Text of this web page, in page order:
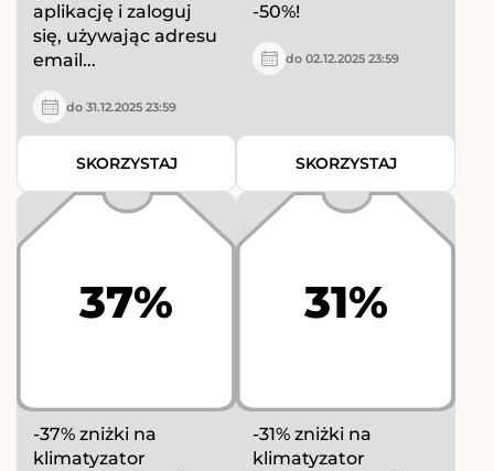
aplikację i zaloguj
się, używając adresu
email...
do 31.12.2025 23:59
SKORZYSTAJ
-50%!
do 02.12.2025 23:59
SKORZYSTAJ
37%
-37% zniżki na
klimatyzator
31%
-31% zniżki na
klimatyzator